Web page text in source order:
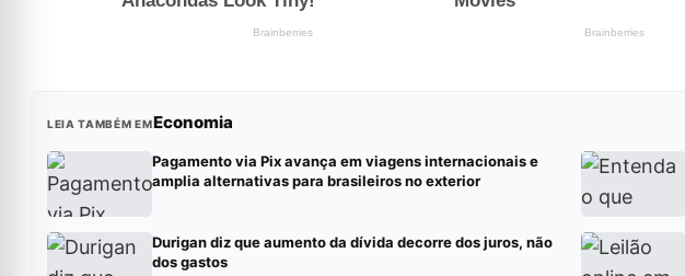
LEIA TAMBÉM EMEconomia
Pagamento via Pix avança em viagens internacionais e
amplia alternativas para brasileiros no exterior
Durigan diz que aumento da dívida decorre dos juros, não
dos gastos